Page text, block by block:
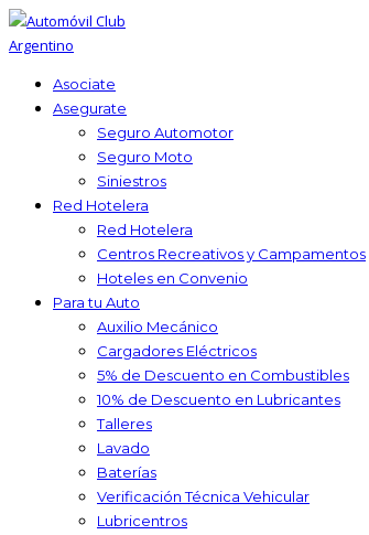
Asociate
Asegurate
Seguro Automotor
Seguro Moto
Siniestros
Red Hotelera
Red Hotelera
Centros Recreativos y Campamentos
Hoteles en Convenio
Para tu Auto
Auxilio Mecánico
Cargadores Eléctricos
5% de Descuento en Combustibles
10% de Descuento en Lubricantes
Talleres
Lavado
Baterías
Verificación Técnica Vehicular
Lubricentros